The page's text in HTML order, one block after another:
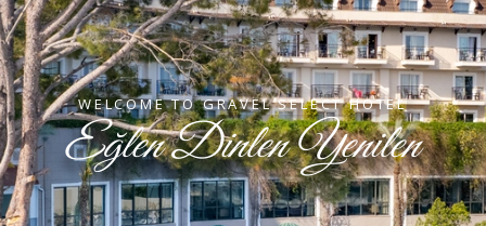
WELCOME TO GRAVEL SELECT HOTEL
Eğlen Dinlen Yenilen